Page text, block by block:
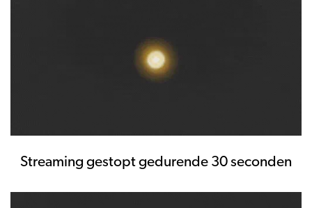
Streaming gestopt gedurende 30 seconden